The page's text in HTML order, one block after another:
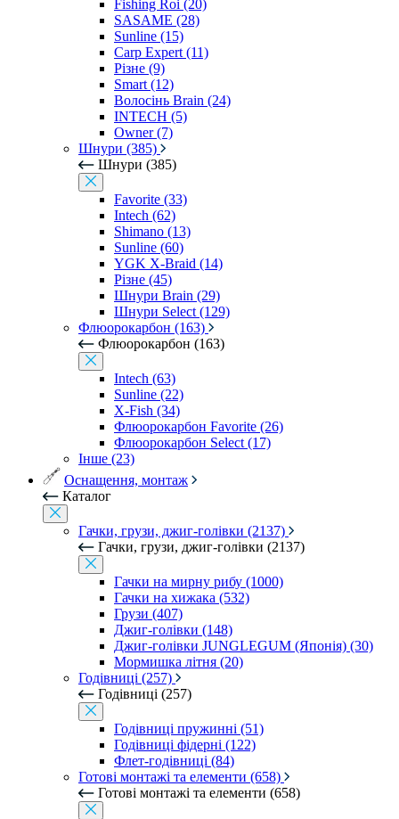
Fishing Roi (20)
SASAME (28)
Sunline (15)
Carp Expert (11)
Різне (9)
Smart (12)
Волосінь Brain (24)
INTECH (5)
Owner (7)
Шнури (385)
Шнури (385)
Favorite (33)
Intech (62)
Shimano (13)
Sunline (60)
YGK X-Braid (14)
Різне (45)
Шнури Brain (29)
Шнури Select (129)
Флюорокарбон (163)
Флюорокарбон (163)
Intech (63)
Sunline (22)
X-Fish (34)
Флюорокарбон Favorite (26)
Флюорокарбон Select (17)
Інше (23)
Оснащення, монтаж
Каталог
Гачки, грузи, джиг-голівки (2137)
Гачки, грузи, джиг-голівки (2137)
Гачки на мирну рибу (1000)
Гачки на хижака (532)
Грузи (407)
Джиг-голівки (148)
Джиг-голівки JUNGLEGUM (Японія) (30)
Мормишка літня (20)
Годівниці (257)
Годівниці (257)
Годівниці пружинні (51)
Годівниці фідерні (122)
Флет-годівниці (84)
Готові монтажі та елементи (658)
Готові монтажі та елементи (658)